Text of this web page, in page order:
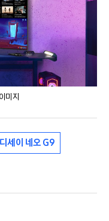
미지
세이 네오 G9